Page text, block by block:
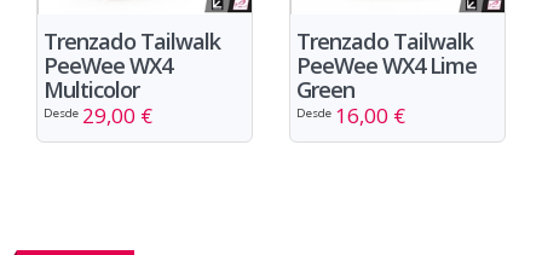
Trenzado Tailwalk
PeeWee WX4
Multicolor
Desde 29,00 €
Trenzado Tailwalk
PeeWee WX4 Lime
Green
Desde 16,00 €